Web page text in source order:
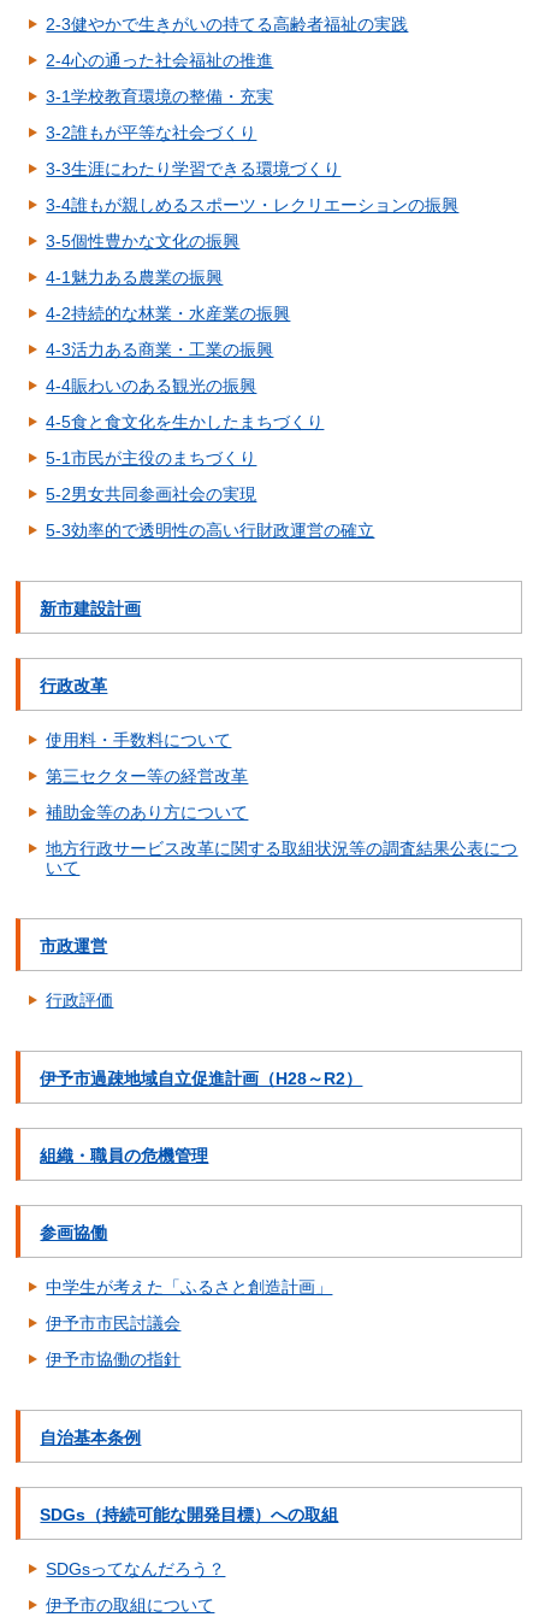
2-3健やかで生きがいの持てる高齢者福祉の実践
2-4心の通った社会福祉の推進
3-1学校教育環境の整備・充実
3-2誰もが平等な社会づくり
3-3生涯にわたり学習できる環境づくり
3-4誰もが親しめるスポーツ・レクリエーションの振興
3-5個性豊かな文化の振興
4-1魅力ある農業の振興
4-2持続的な林業・水産業の振興
4-3活力ある商業・工業の振興
4-4賑わいのある観光の振興
4-5食と食文化を生かしたまちづくり
5-1市民が主役のまちづくり
5-2男女共同参画社会の実現
5-3効率的で透明性の高い行財政運営の確立
新市建設計画
行政改革
使用料・手数料について
第三セクター等の経営改革
補助金等のあり方について
地方行政サービス改革に関する取組状況等の調査結果公表につ
いて
市政運営
行政評価
伊予市過疎地域自立促進計画（H28～R2）
組織・職員の危機管理
参画協働
中学生が考えた「ふるさと創造計画」
伊予市市民討議会
伊予市協働の指針
自治基本条例
SDGs（持続可能な開発目標）への取組
SDGsってなんだろう？
伊予市の取組について